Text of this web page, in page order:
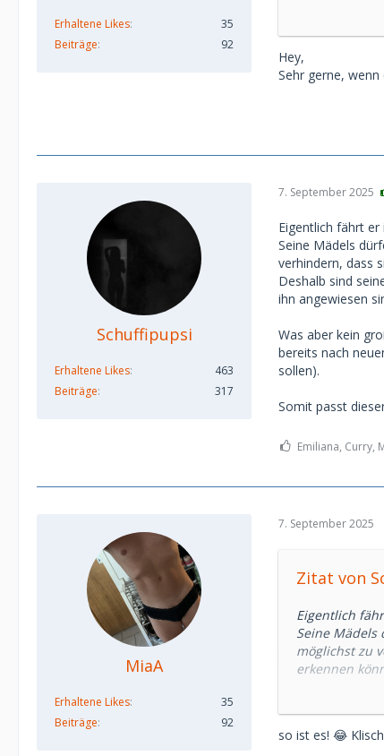
Erhaltene Likes
35
Beiträge
92
Eure
austauschen
Falls sich
Liebe Grüße
Hey,
Sehr gerne,
Schuffipupsi
Erhaltene Likes
463
Beiträge
317
7. September 2025
Eigentlich fährt
Seine Mädels
verhindern, dass
Deshalb sind
ihn angewiesen
Was aber kein
bereits nach
sollen).
Somit passt
Emiliana, Curry,
MiaA
Erhaltene Likes
35
Beiträge
92
7. September 2025
Zitat von
Eigentlich
Seine
möglichst zu
erkennen
finanziell
Was aber
so ist es! 😂